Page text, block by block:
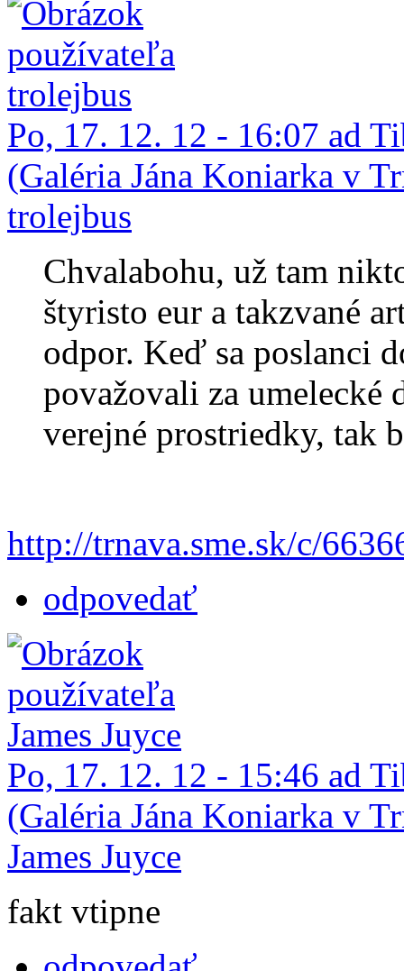
Po, 17. 12. 12 - 16:07 ad
(Galéria Jána Koniarka v
trolejbus
Chvalabohu, už tam
štyristo eur a takzvané
odpor. Keď sa poslanci
považovali za umelecké
verejné prostriedky, tak
http://trnava.sme.sk/c/
odpovedať
Po, 17. 12. 12 - 15:46 ad
(Galéria Jána Koniarka v
James Juyce
fakt vtipne